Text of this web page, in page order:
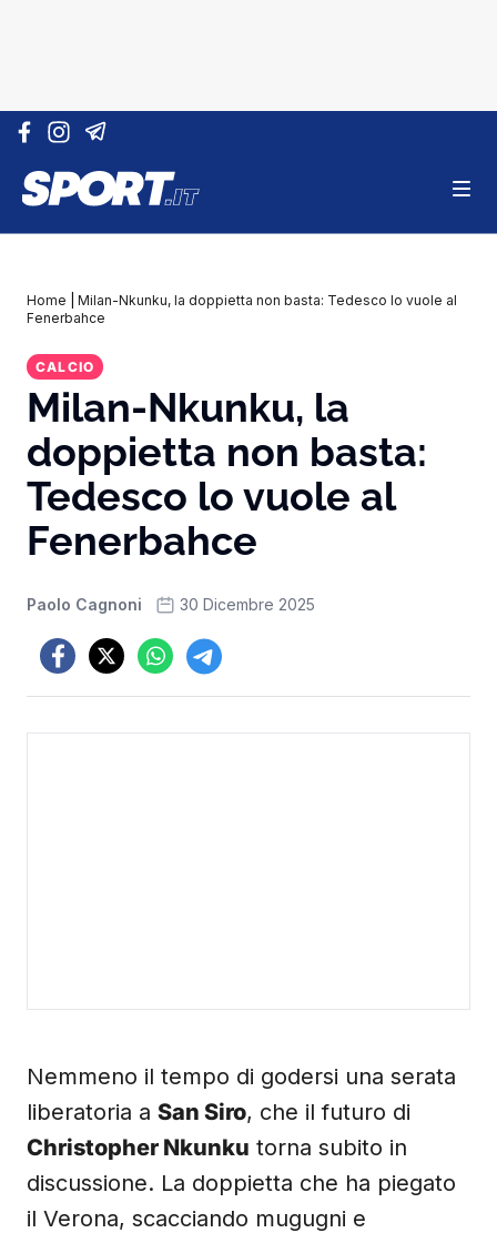
Vai al contenuto
Home
Milan-Nkunku, la doppietta non basta: Tedesco lo vuole al
Fenerbahce
CALCIO
Milan-Nkunku, la
doppietta non basta:
Tedesco lo vuole al
Fenerbahce
Paolo Cagnoni 30 Dicembre 2025
Nemmeno il tempo di godersi una serata
liberatoria a San Siro, che il futuro di
Christopher Nkunku torna subito in
discussione. La doppietta che ha piegato
il Verona, scacciando mugugni e